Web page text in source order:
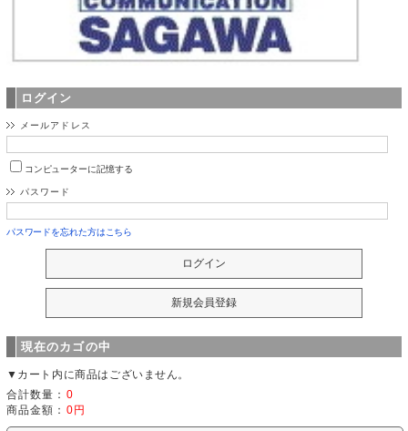
ログイン
メールアドレス
コンピューターに記憶する
パスワード
パスワードを忘れた方はこちら
現在のカゴの中
▼カート内に商品はございません。
合計数量： 0
商品金額： 0円